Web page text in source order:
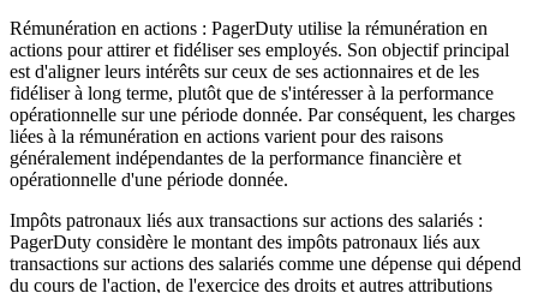
Rémunération en actions : PagerDuty utilise la rémunération en
actions pour attirer et fidéliser ses employés. Son objectif principal
est d'aligner leurs intérêts sur ceux de ses actionnaires et de les
fidéliser à long terme, plutôt que de s'intéresser à la performance
opérationnelle sur une période donnée. Par conséquent, les charges
liées à la rémunération en actions varient pour des raisons
généralement indépendantes de la performance financière et
opérationnelle d'une période donnée.
Impôts patronaux liés aux transactions sur actions des salariés :
PagerDuty considère le montant des impôts patronaux liés aux
transactions sur actions des salariés comme une dépense qui dépend
du cours de l'action, de l'exercice des droits et autres attributions